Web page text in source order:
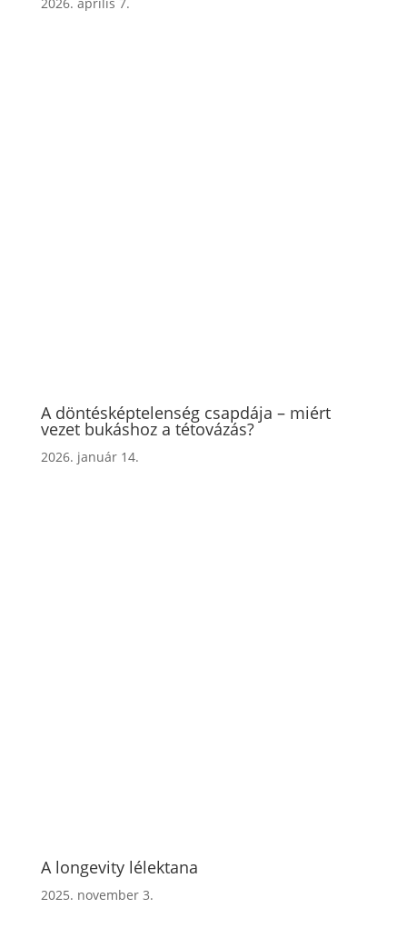
A döntésképtelenség csapdája – miért
vezet bukáshoz a tétovázás?
2026. január 14.
A longevity lélektana
2025. november 3.